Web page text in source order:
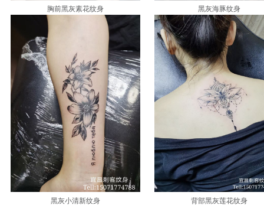
胸前黑灰素花纹身 黑灰海豚纹身
黑灰小清新纹身 背部黑灰莲花纹身